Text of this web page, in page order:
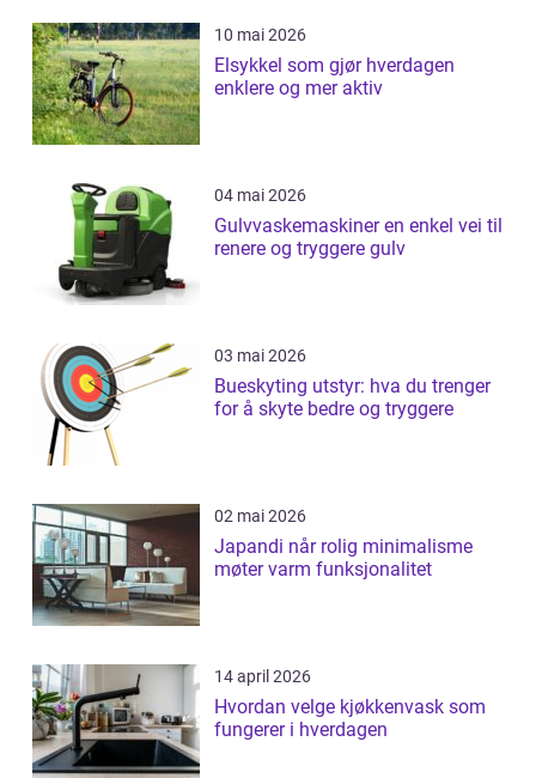
10 mai 2026
Elsykkel som gjør hverdagen
enklere og mer aktiv
04 mai 2026
Gulvvaskemaskiner en enkel vei til
renere og tryggere gulv
03 mai 2026
Bueskyting utstyr: hva du trenger
for å skyte bedre og tryggere
02 mai 2026
Japandi når rolig minimalisme
møter varm funksjonalitet
14 april 2026
Hvordan velge kjøkkenvask som
fungerer i hverdagen